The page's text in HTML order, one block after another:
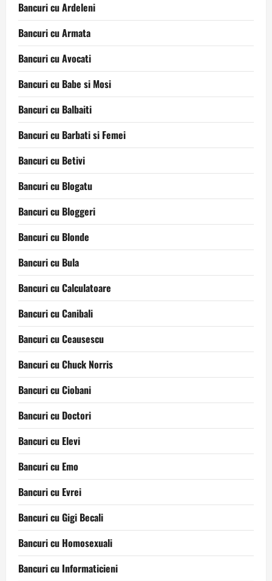
Bancuri cu Ardeleni
Bancuri cu Armata
Bancuri cu Avocati
Bancuri cu Babe si Mosi
Bancuri cu Balbaiti
Bancuri cu Barbati si Femei
Bancuri cu Betivi
Bancuri cu Blogatu
Bancuri cu Bloggeri
Bancuri cu Blonde
Bancuri cu Bula
Bancuri cu Calculatoare
Bancuri cu Canibali
Bancuri cu Ceausescu
Bancuri cu Chuck Norris
Bancuri cu Ciobani
Bancuri cu Doctori
Bancuri cu Elevi
Bancuri cu Emo
Bancuri cu Evrei
Bancuri cu Gigi Becali
Bancuri cu Homosexuali
Bancuri cu Informaticieni